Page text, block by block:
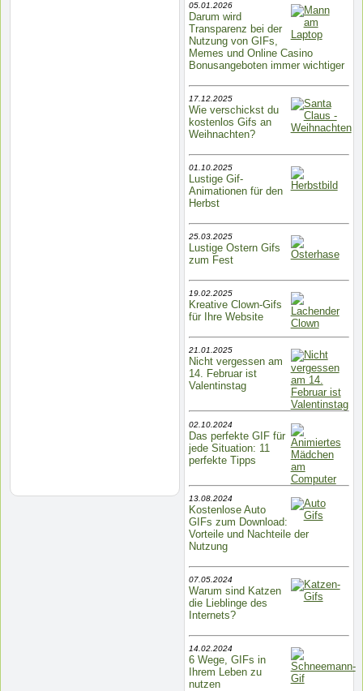
05.01.2026
Darum wird
Transparenz bei der
Nutzung von GIFs,
Memes und Online Casino
Bonusangeboten immer wichtiger
17.12.2025
Wie verschickst du
kostenlos Gifs an
Weihnachten?
01.10.2025
Lustige Gif-
Animationen für den
Herbst
25.03.2025
Lustige Ostern Gifs
zum Fest
19.02.2025
Kreative Clown-Gifs
für Ihre Website
21.01.2025
Nicht vergessen am
14. Februar ist
Valentinstag
02.10.2024
Das perfekte GIF für
jede Situation: 11
perfekte Tipps
13.08.2024
Kostenlose Auto
GIFs zum Download:
Vorteile und Nachteile der
Nutzung
07.05.2024
Warum sind Katzen
die Lieblinge des
Internets?
14.02.2024
6 Wege, GIFs in
Ihrem Leben zu
nutzen